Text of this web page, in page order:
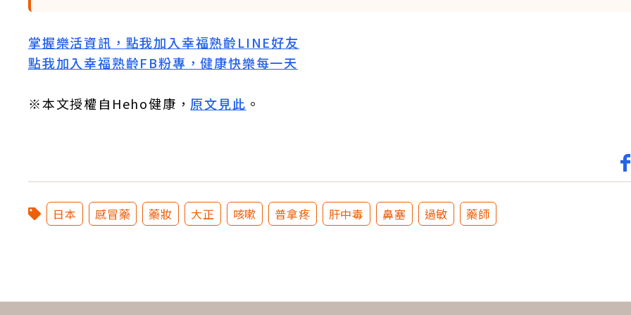
掌握樂活資訊，點我加入幸福熟齡LINE好友
點我加入幸福熟齡FB粉專，健康快樂每一天
※本文授權自Heho健康， 原文見此 。
日本 感冒藥 藥妝 大正 咳嗽 普拿疼 肝中毒 鼻塞 過敏 藥師